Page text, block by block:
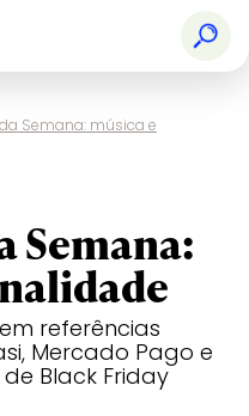
Semana: música e
Semana:
referências
Mercado Pago e
Black Friday